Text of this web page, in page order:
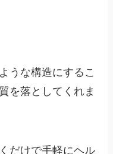
うな構造にするこ
を落としてくれま
だけで手軽にヘル